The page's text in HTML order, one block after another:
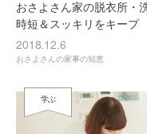
おさよさん家の脱衣所・
時短＆スッキリをキープ
2018.12.6
おさよさんの家事の知恵
学ぶ